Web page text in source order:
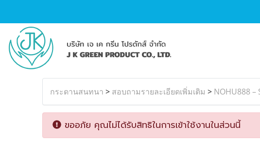
กระดานสนทนา > สอบถามรายละเอียดเพิ่มเติม > NOHU888 –
ขออภัย คุณไม่ได้รับสิทธิในการเข้าใช้งานในส่วนนี้